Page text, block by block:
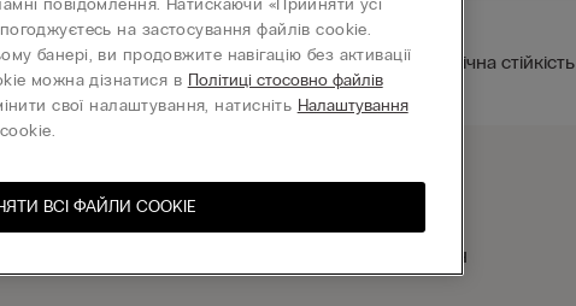
Екологічна стійкість
Знайти магазин
повідомлення. Натискаючи «Прийняти усі
на застосування файлів cookie.
банері, ви продовжите навігацію без активації
можна дізнатися в Політиці стосовно файлів
свої налаштування, натисніть Налаштування
ВСІ ФАЙЛИ СOOKIE